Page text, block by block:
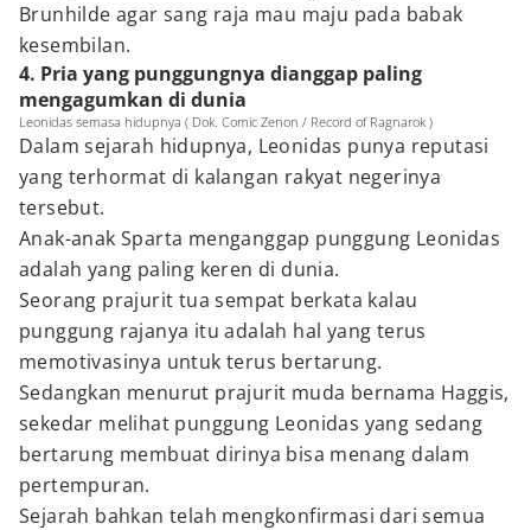
Brunhilde agar sang raja mau maju pada babak
kesembilan.
4. Pria yang punggungnya dianggap paling
mengagumkan di dunia
Leonidas semasa hidupnya ( Dok. Comic Zenon / Record of Ragnarok )
Dalam sejarah hidupnya, Leonidas punya reputasi
yang terhormat di kalangan rakyat negerinya
tersebut.
Anak-anak Sparta menganggap punggung Leonidas
adalah yang paling keren di dunia.
Seorang prajurit tua sempat berkata kalau
punggung rajanya itu adalah hal yang terus
memotivasinya untuk terus bertarung.
Sedangkan menurut prajurit muda bernama Haggis,
sekedar melihat punggung Leonidas yang sedang
bertarung membuat dirinya bisa menang dalam
pertempuran.
Sejarah bahkan telah mengkonfirmasi dari semua